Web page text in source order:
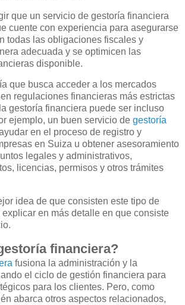
que un servicio de gestoría financiera
cuente con experiencia para asegurarse
todas las obligaciones fiscales y
adecuada y se optimicen las
disponible.
que busca acceder a los mercados
regulaciones financieras más estrictas
gestoría financiera puede ser incluso
ejemplo, un buen servicio de gestoría
en el proceso de registro y
en Suiza u obtener asesoramiento
legales y administrativos,
licencias, permisos y otros trámites
idea de que consisten este tipo de
en más detalle en que consiste
financiera?
fusiona la administración y la
el ciclo de gestión financiera para
para los clientes. Pero, como
abarca otros aspectos relacionados,